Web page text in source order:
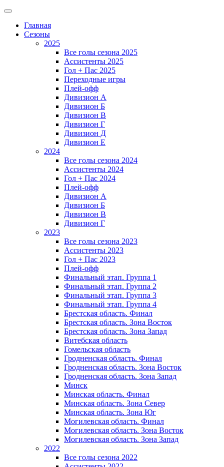
Главная
Сезоны
2025
Все голы сезона 2025
Ассистенты 2025
Гол + Пас 2025
Переходные игры
Плей-офф
Дивизион A
Дивизион Б
Дивизион В
Дивизион Г
Дивизион Д
Дивизион Е
2024
Все голы сезона 2024
Ассистенты 2024
Гол + Пас 2024
Плей-офф
Дивизион A
Дивизион Б
Дивизион В
Дивизион Г
2023
Все голы сезона 2023
Ассистенты 2023
Гол + Пас 2023
Плей-офф
Финальный этап. Группа 1
Финальный этап. Группа 2
Финальный этап. Группа 3
Финальный этап. Группа 4
Брестская область. Финал
Брестская область. Зона Восток
Брестская область. Зона Запад
Витебская область
Гомельская область
Гродненская область. Финал
Гродненская область. Зона Восток
Гродненская область. Зона Запад
Минск
Минская область. Финал
Минская область. Зона Север
Минская область. Зона Юг
Могилевская область. Финал
Могилевская область. Зона Восток
Могилевская область. Зона Запад
2022
Все голы сезона 2022